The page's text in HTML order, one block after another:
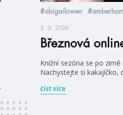
#abigailowen
3. 3. 2026
Březnová
Knižní sezóna se po
Nachystejte si kakajíčko,
číst více